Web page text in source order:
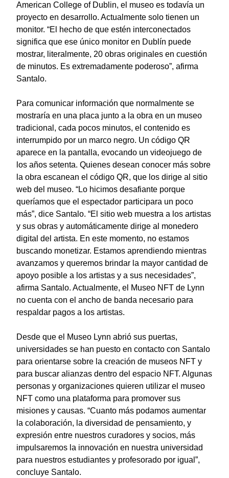
American College of Dublin, el museo es todavía un
proyecto en desarrollo. Actualmente solo tienen un
monitor. “El hecho de que estén interconectados
significa que ese único monitor en Dublín puede
mostrar, literalmente, 20 obras originales en cuestión
de minutos. Es extremadamente poderoso”, afirma
Santalo.
Para comunicar información que normalmente se
mostraría en una placa junto a la obra en un museo
tradicional, cada pocos minutos, el contenido es
interrumpido por un marco negro. Un código QR
aparece en la pantalla, evocando un videojuego de
los años setenta. Quienes desean conocer más sobre
la obra escanean el código QR, que los dirige al sitio
web del museo. “Lo hicimos desafiante porque
queríamos que el espectador participara un poco
más”, dice Santalo. “El sitio web muestra a los artistas
y sus obras y automáticamente dirige al monedero
digital del artista. En este momento, no estamos
buscando monetizar. Estamos aprendiendo mientras
avanzamos y queremos brindar la mayor cantidad de
apoyo posible a los artistas y a sus necesidades”,
afirma Santalo. Actualmente, el Museo NFT de Lynn
no cuenta con el ancho de banda necesario para
respaldar pagos a los artistas.
Desde que el Museo Lynn abrió sus puertas,
universidades se han puesto en contacto con Santalo
para orientarse sobre la creación de museos NFT y
para buscar alianzas dentro del espacio NFT. Algunas
personas y organizaciones quieren utilizar el museo
NFT como una plataforma para promover sus
misiones y causas. “Cuanto más podamos aumentar
la colaboración, la diversidad de pensamiento, y
expresión entre nuestros curadores y socios, más
impulsaremos la innovación en nuestra universidad
para nuestros estudiantes y profesorado por igual”,
concluye Santalo.